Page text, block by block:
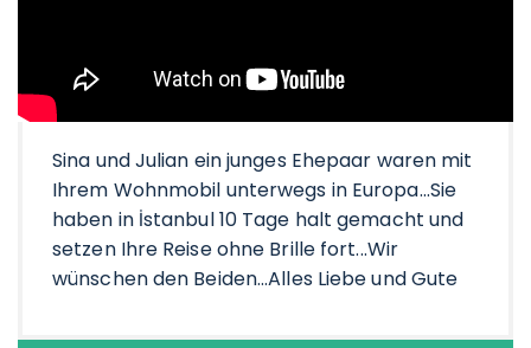
Sina und Julian ein junges Ehepaar waren mit
Ihrem Wohnmobil unterwegs in Europa...Sie
haben in İstanbul 10 Tage halt gemacht und
setzen Ihre Reise ohne Brille fort...Wir
wünschen den Beiden...Alles Liebe und Gute